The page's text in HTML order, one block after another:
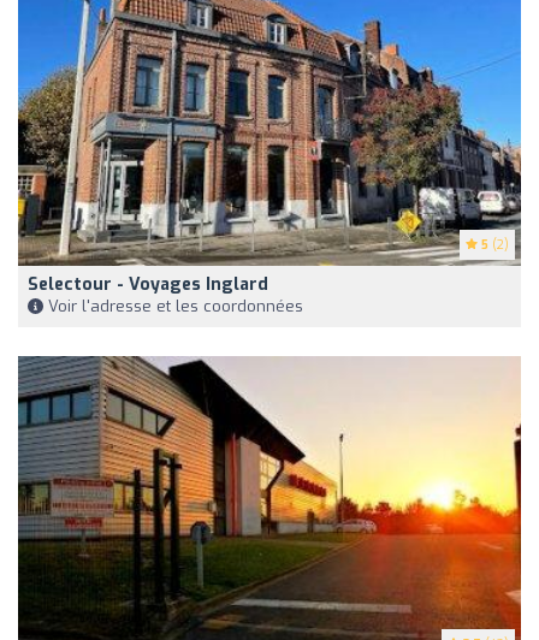
5 (2)
Selectour - Voyages Inglard
Voir l'adresse et les coordonnées